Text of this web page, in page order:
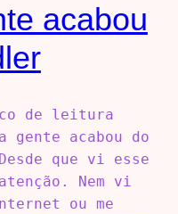
acabou
de leitura
acabou do
que vi esse
Nem vi
ou me